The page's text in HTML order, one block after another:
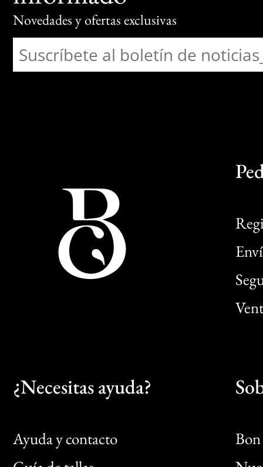
Novedades y ofertas exclusivas
¿Necesitas ayuda?
Ayuda y contacto